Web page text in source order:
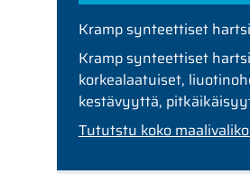
Kramp synteettiset
Kramp synteettiset
korkealaatuiset,
kestävyyttä,
Tututstu koko